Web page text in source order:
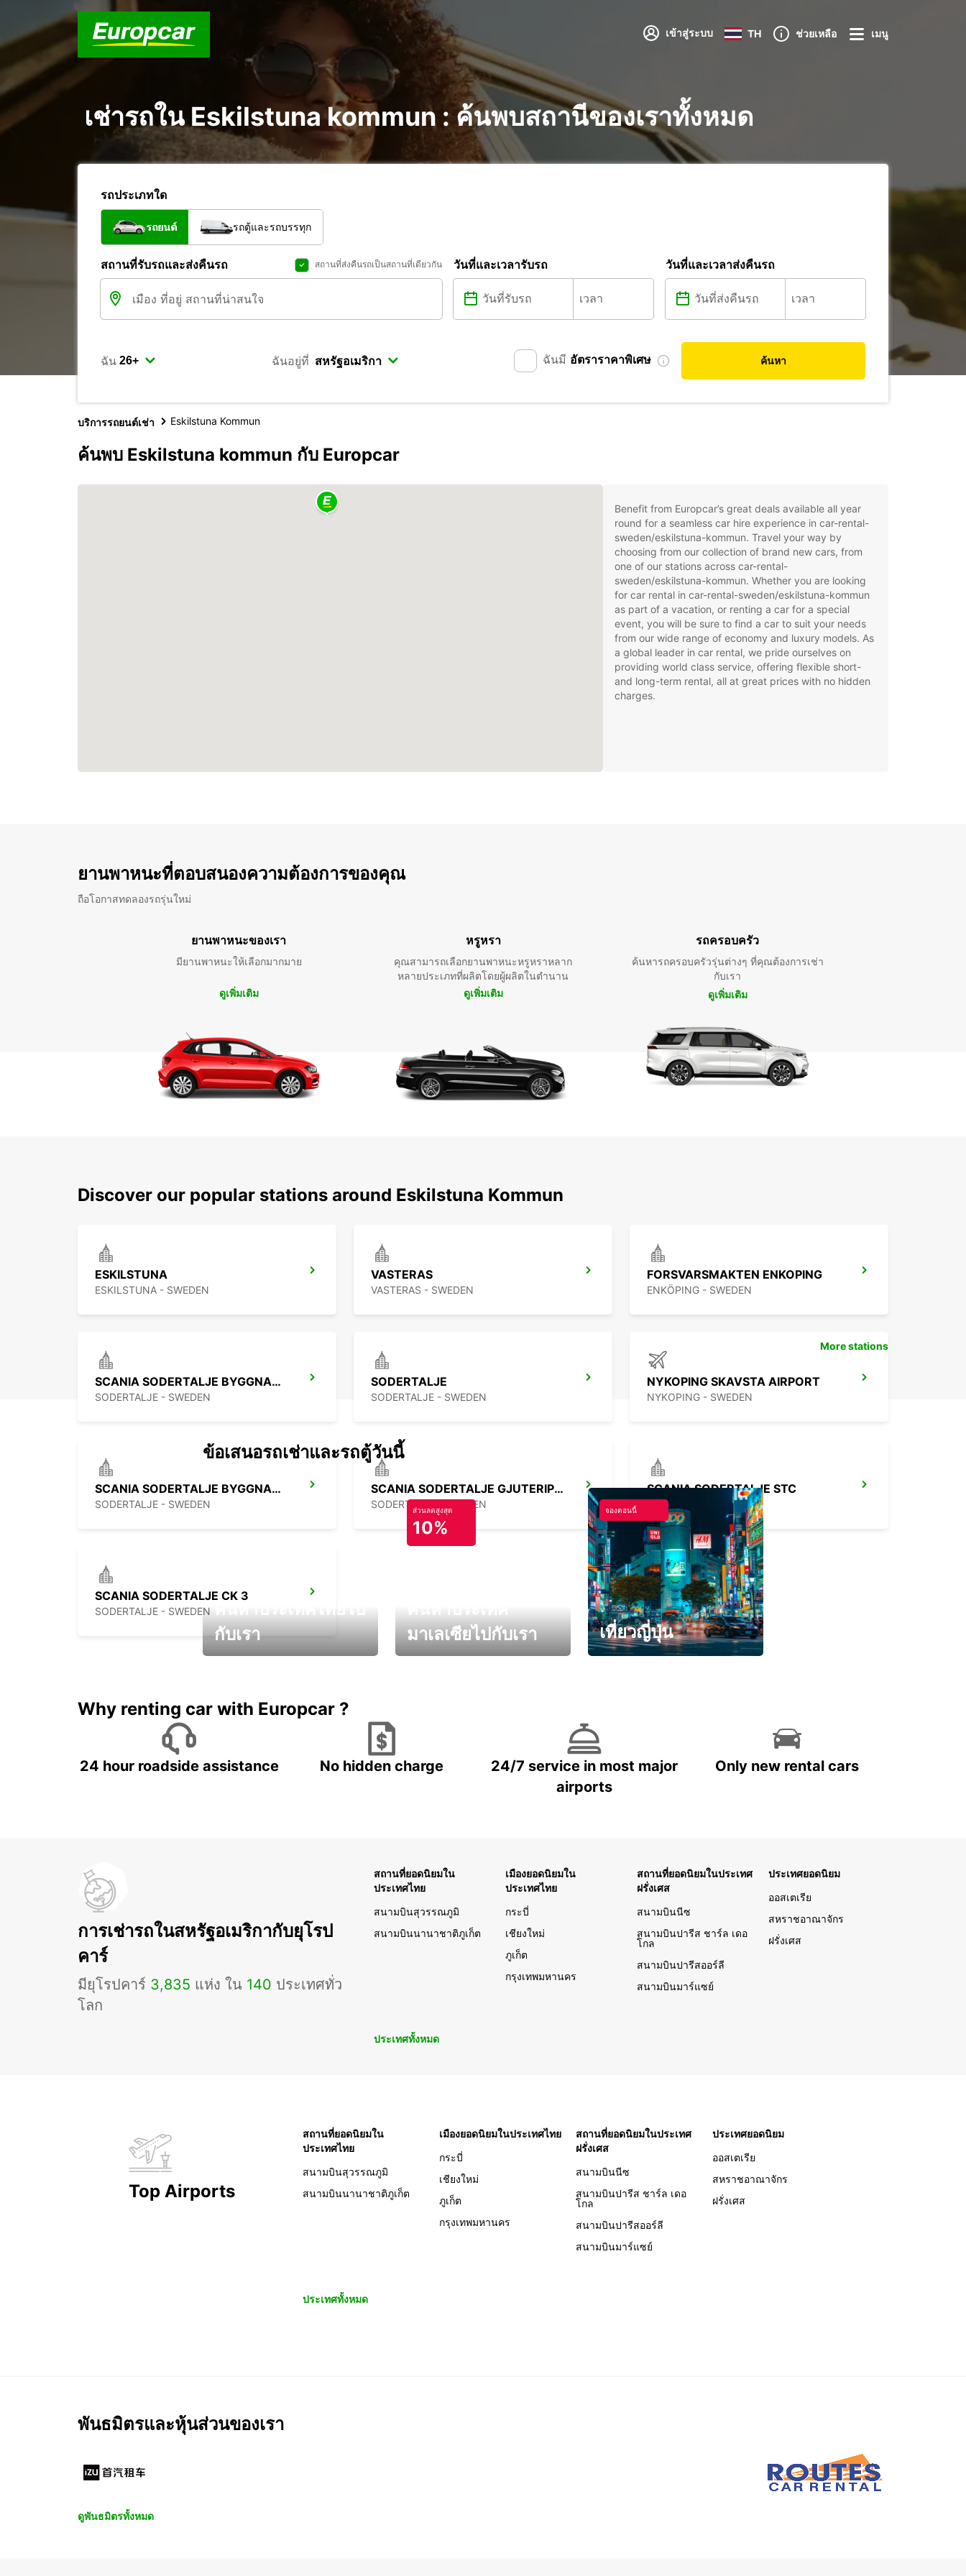
เข้าสู่ระบบ TH ช่วยเหลือ เมนู
เช่ารถใน Eskilstuna kommun : ค้นพบสถานีของเราทั้งหมด
รถประเภทใด
รถยนต์ รถตู้และรถบรรทุก
สถานที่รับรถและส่งคืนรถ สถานที่ส่งคืนรถเป็นสถานที่เดียวกัน วันที่และเวลารับรถ วันที่และเวลาส่งคืนรถ
ฉัน ฉันอยู่ที่ ฉันมี อัตราราคาพิเศษ ค้นหา
บริการรถยนต์เช่า Eskilstuna Kommun
ค้นพบ Eskilstuna kommun กับ Europcar
Benefit from Europcar’s great deals available all year
round for a seamless car hire experience in car-rental-
sweden/eskilstuna-kommun. Travel your way by
choosing from our collection of brand new cars, from
one of our stations across car-rental-
sweden/eskilstuna-kommun. Whether you are looking
for car rental in car-rental-sweden/eskilstuna-kommun
as part of a vacation, or renting a car for a special
event, you will be sure to find a car to suit your needs
from our wide range of economy and luxury models. As
a global leader in car rental, we pride ourselves on
providing world class service, offering flexible short-
and long-term rental, all at great prices with no hidden
charges.
ยานพาหนะที่ตอบสนองความต้องการของคุณ
ถือโอกาสทดลองรถรุ่นใหม่
ยานพาหนะของเรา
มียานพาหนะให้เลือกมากมาย
ดูเพิ่มเติม
หรูหรา
คุณสามารถเลือกยานพาหนะหรูหราหลาก
หลายประเภทที่ผลิตโดยผู้ผลิตในตำนาน
ดูเพิ่มเติม
รถครอบครัว
ค้นหารถครอบครัวรุ่นต่างๆ ที่คุณต้องการเช่า
กับเรา
ดูเพิ่มเติม
Discover our popular stations around Eskilstuna Kommun
ESKILSTUNA
ESKILSTUNA - SWEDEN
VASTERAS
VASTERAS - SWEDEN
FORSVARSMAKTEN ENKOPING
ENKÖPING - SWEDEN
SCANIA SODERTALJE BYGGNAD 321
SODERTALJE - SWEDEN
SODERTALJE
SODERTALJE - SWEDEN
NYKOPING SKAVSTA AIRPORT
NYKOPING - SWEDEN
SCANIA SODERTALJE BYGGNAD 209
SODERTALJE - SWEDEN
SCANIA SODERTALJE GJUTERIPORTEN
SODERTALJE - SWEDEN
SCANIA SODERTALJE STC
SODERTALJE - SWEDEN
SCANIA SODERTALJE CK 3
SODERTALJE - SWEDEN
More stations
ข้อเสนอรถเช่าและรถตู้วันนี้
กับเรา
ส่วนลดสูงสุด
10%
มาเลเซียไปกับเรา
จองตอนนี้
เที่ยวญี่ปุ่น
Why renting car with Europcar ?
24 hour roadside assistance No hidden charge
24/7 service in most major
airports
Only new rental cars
การเช่ารถในสหรัฐอเมริกากับยุโรป
คาร์
มียุโรปคาร์ 3,835 แห่ง ใน 140 ประเทศทั่ว
โลก
สถานที่ยอดนิยมใน
ประเทศไทย
สนามบินสุวรรณภูมิ
สนามบินนานาชาติภูเก็ต
เมืองยอดนิยมใน
ประเทศไทย
กระบี่
เชียงใหม่
ภูเก็ต
กรุงเทพมหานคร
สถานที่ยอดนิยมในประเทศ
ฝรั่งเศส
สนามบินนีซ
สนามบินปารีส ชาร์ล เดอ
โกล
สนามบินปารีสออร์ลี
สนามบินมาร์แซย์
ประเทศยอดนิยม
ออสเตเรีย
สหราชอาณาจักร
ฝรั่งเศส
ประเทศทั้งหมด
Top Airports
สถานที่ยอดนิยมใน
ประเทศไทย
สนามบินสุวรรณภูมิ
สนามบินนานาชาติภูเก็ต
เมืองยอดนิยมในประเทศไทย
กระบี่
เชียงใหม่
ภูเก็ต
กรุงเทพมหานคร
สถานที่ยอดนิยมในประเทศ
ฝรั่งเศส
สนามบินนีซ
สนามบินปารีส ชาร์ล เดอ
โกล
สนามบินปารีสออร์ลี
สนามบินมาร์แซย์
ประเทศยอดนิยม
ออสเตเรีย
สหราชอาณาจักร
ฝรั่งเศส
ประเทศทั้งหมด
พันธมิตรและหุ้นส่วนของเรา
ดูพันธมิตรทั้งหมด